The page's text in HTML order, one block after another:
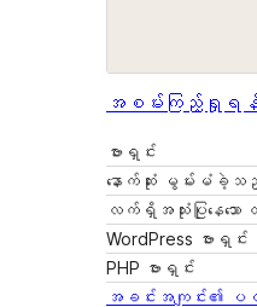
အစမ်းကြည့်ရှုရ
ဗားရှင်း
နောက်ဆုံး မွမ်းမံခဲ့
လက်ရှိအသုံးပြုနေသော
WordPress ဗားရှင်း
PHP ဗားရှင်း
အခင်းအကျင်း၏ ပ